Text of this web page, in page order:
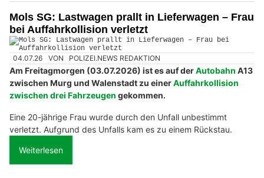
Mols SG: Lastwagen prallt in Lieferwagen – Frau
bei Auffahrkollision verletzt
04.07.26 VON POLIZEI.NEWS REDAKTION
Am Freitagmorgen (03.07.2026) ist es auf derAutobahn A13
zwischen Murg und Walenstadt zu einerAuffahrkollision
zwischen drei Fahrzeugen gekommen.
Eine 20-jährige Frau wurde durch den Unfall unbestimmt
verletzt. Aufgrund des Unfalls kam es zu einem Rückstau.
Weiterlesen